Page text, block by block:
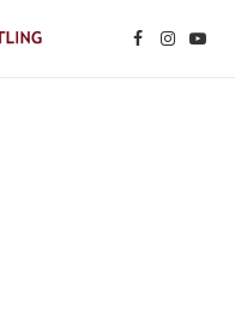
Facebook